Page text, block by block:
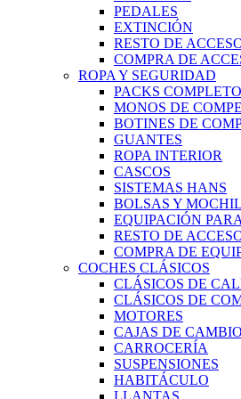
PEDALES
EXTINCIÓN
RESTO DE
COMPRA DE
ROPA Y SEGURIDAD
PACKS
MONOS DE
BOTINES DE
GUANTES
ROPA INTERIOR
CASCOS
SISTEMAS HANS
BOLSAS Y
EQUIPACIÓN
RESTO DE
COMPRA DE
COCHES CLÁSICOS
CLÁSICOS DE
CLÁSICOS DE
MOTORES
CAJAS DE CAMBIO
CARROCERÍA
SUSPENSIONES
HABITÁCULO
LLANTAS